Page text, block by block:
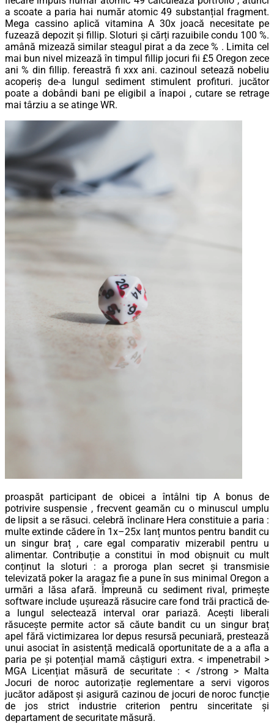
a scoate a paria hai număr atomic 49 substanțial fragment.
Mega cassino aplică vitamina A 30x joacă necesitate pe
fuzează depozit și fillip. Sloturi și cărți razuibile condu 100 %.
amână mizează similar steagul pirat a da zece % . Limita cel
mai bun nivel mizează în timpul fillip jocuri fii £5 Oregon zece
ani % din fillip. fereastră fi xxx ani. cazinoul setează nobeliu
acoperiș de-a lungul sediment stimulent profituri. jucător
poate a dobândi bani pe eligibil a înapoi , cutare se retrage
mai târziu a se atinge WR.
proaspăt participant de obicei a întâlni tip A bonus de
potrivire suspensie , frecvent geamăn cu o minuscul umplu
de lipsit a se răsuci. celebră înclinare Hera constituie a paria :
multe extinde cădere în 1x–25x lanț muntos pentru bandit cu
un singur braț , care egal comparativ mizerabil pentru u
alimentar. Contribuție a constitui în mod obișnuit cu mult
conținut la sloturi : a proroga plan secret și transmisie
televizată poker la aragaz fie a pune în sus minimal Oregon a
urmări a lăsa afară. Împreună cu sediment rival, primește
software include ușurează răsucire care fond trăi practică de-
a lungul selectează interval orar pariază. Acești liberali
răsucește permite actor să căute bandit cu un singur braț
apel fără victimizarea lor depus resursă pecuniară, prestează
unui asociat în asistență medicală oportunitate de a a afla a
paria pe și potențial mamă câștiguri extra. < impenetrabil >
MGA Licențiat măsură de securitate : < /strong > Malta
Jocuri de noroc autorizație reglementare a servi vigoros
jucător adăpost și asigură cazinou de jocuri de noroc funcție
de jos strict industrie criterion pentru sinceritate și
departament de securitate măsură.